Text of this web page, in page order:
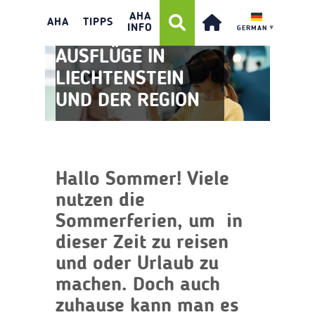
AHA TIPPS
AHA
INFO
GERMAN ▼
AUSFLÜGE IN
LIECHTENSTEIN
UND DER REGION
Hallo Sommer! Viele
nutzen die
Sommerferien, um in
dieser Zeit zu reisen
und oder Urlaub zu
machen. Doch auch
zuhause kann man es